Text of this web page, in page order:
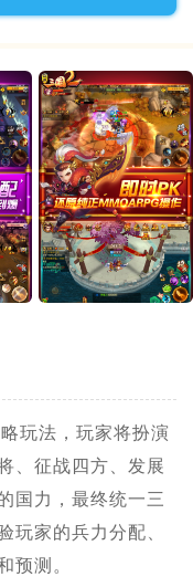
玩法，玩家将扮演
、征战四方、发展
国力，最终统一三
玩家的兵力分配、
预测。